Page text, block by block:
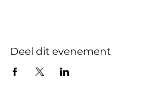
Deel dit evenement